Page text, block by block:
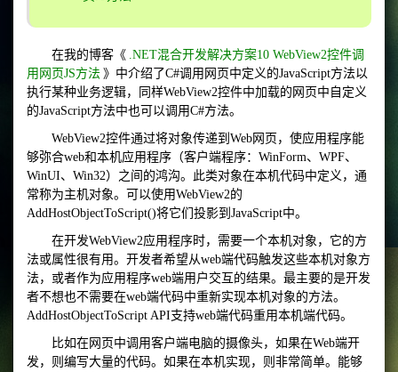
在我的博客《 .NET混合开发解决方案10 WebView2控件调
用网页JS方法 》中介绍了C#调用网页中定义的JavaScript方法以
执行某种业务逻辑，同样WebView2控件中加载的网页中自定义
的JavaScript方法中也可以调用C#方法。
WebView2控件通过将对象传递到Web网页，使应用程序能
够弥合web和本机应用程序（客户端程序：WinForm、WPF、
WinUI、Win32）之间的鸿沟。此类对象在本机代码中定义，通
常称为主机对象。可以使用WebView2的
AddHostObjectToScript()将它们投影到JavaScript中。
在开发WebView2应用程序时，需要一个本机对象，它的方
法或属性很有用。开发者希望从web端代码触发这些本机对象方
法，或者作为应用程序web端用户交互的结果。最主要的是开发
者不想也不需要在web端代码中重新实现本机对象的方法。
AddHostObjectToScript API支持web端代码重用本机端代码。
比如在网页中调用客户端电脑的摄像头，如果在Web端开
发，则编写大量的代码。如果在本机实现，则非常简单。能够